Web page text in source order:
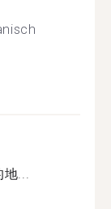
地...